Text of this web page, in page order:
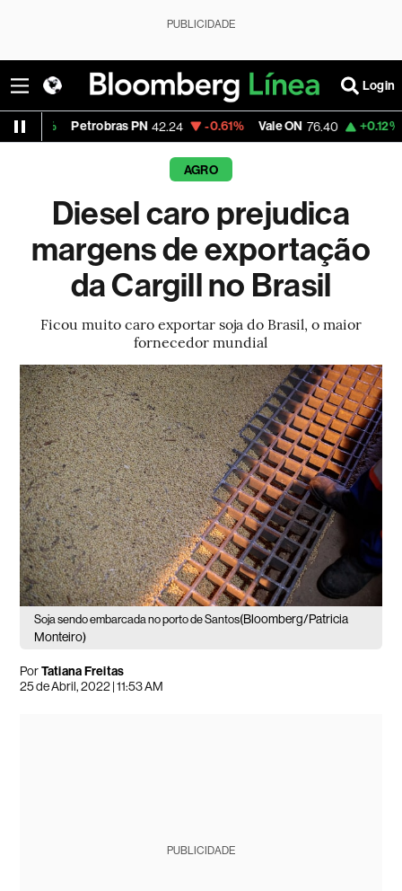
PUBLICIDADE
Login
Petrobras PN 42.24 -0.61% Vale ON 76.40 +0.12% Itaú PN
AGRO
Diesel caro prejudica
margens de exportação
da Cargill no Brasil
Ficou muito caro exportar soja do Brasil, o maior
fornecedor mundial
Soja sendo embarcada no porto de Santos(Bloomberg/Patricia
Monteiro)
PorTatiana Freitas
25 de Abril, 2022 | 11:53 AM
PUBLICIDADE